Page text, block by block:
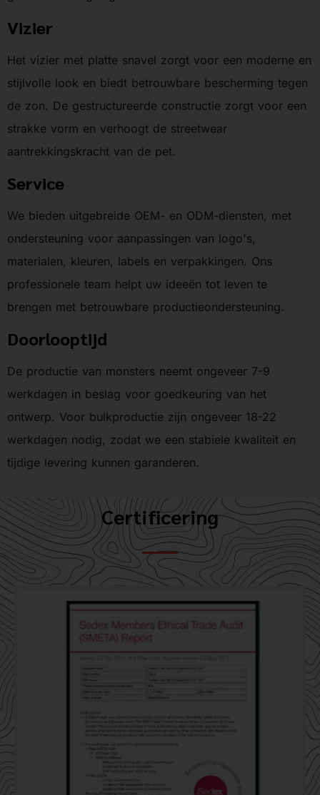
Vizier
Het vizier met platte snavel zorgt voor een moderne en
stijlvolle look en biedt betrouwbare bescherming tegen
de zon. De gestructureerde constructie zorgt voor een
strakke vorm en verhoogt de streetwear
aantrekkingskracht van de pet.
Service
We bieden uitgebreide OEM- en ODM-diensten, met
ondersteuning voor aanpassingen van logo's,
materialen, kleuren, labels en verpakkingen. Ons
professionele team helpt uw ideeën tot leven te
brengen met betrouwbare productieondersteuning.
Doorlooptijd
De productie van monsters neemt ongeveer 7-9
werkdagen in beslag voor goedkeuring van het
ontwerp. Voor bulkproductie zijn ongeveer 18-22
werkdagen nodig, zodat we een stabiele kwaliteit en
tijdige levering kunnen garanderen.
Certificering